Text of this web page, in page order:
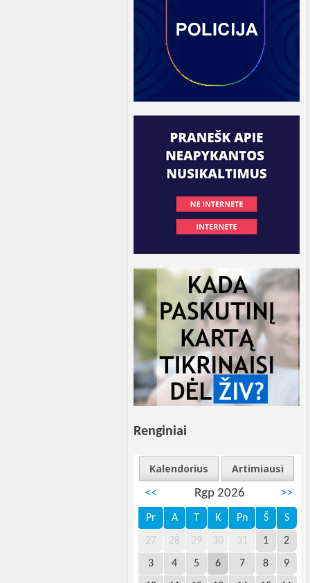
Renginiai
Kalendorius
Artimiausi
<<
Rgp 2026 >>
Pr A T K Pn Š S
27 28 29 30 31 1 2
3 4 5 6 7 8 9